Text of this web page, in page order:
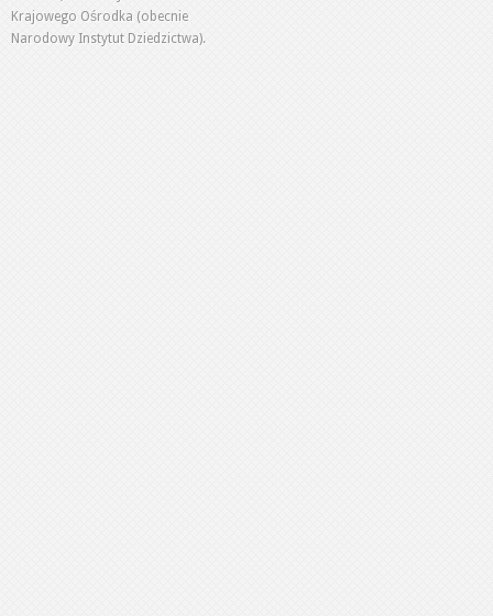
Krajowego Ośrodka (obecnie
Narodowy Instytut Dziedzictwa).